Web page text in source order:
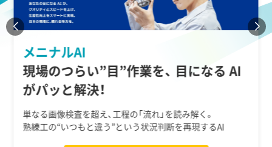
Softcreate
Premium Workshop
定・活用方法を実機で学べる、無料のワークショップ